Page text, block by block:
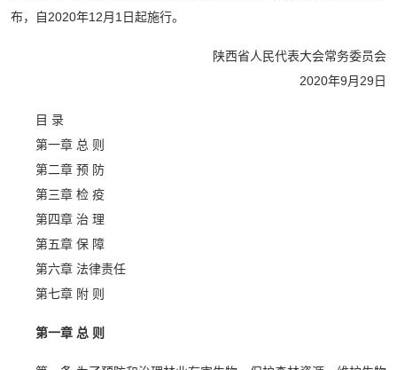
布，自2020年12月1日起施行。
陕西省人民代表大会常务委员会
2020年9月29日
目 录
第一章 总 则
第二章 预 防
第三章 检 疫
第四章 治 理
第五章 保 障
第六章 法律责任
第七章 附 则
第一章 总 则